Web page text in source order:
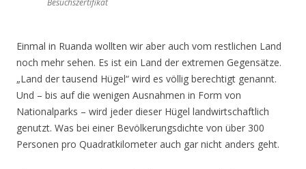
Einmal in Ruanda wollten wir aber auch vom restlichen Land
noch mehr sehen. Es ist ein Land der extremen Gegensätze.
„Land der tausend Hügel“ wird es völlig berechtigt genannt.
Und – bis auf die wenigen Ausnahmen in Form von
Nationalparks – wird jeder dieser Hügel landwirtschaftlich
genutzt. Was bei einer Bevölkerungsdichte von über 300
Personen pro Quadratkilometer auch gar nicht anders geht.